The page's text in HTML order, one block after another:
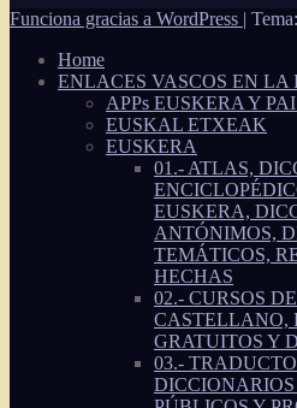
Funciona gracias a WordPress |
Home
ENLACES VASCOS EN LA
APPs EUSKERA Y
EUSKAL ETXEAK
EUSKERA
01.- ATLAS,
EUSKERA,
ANTÓNIMOS,
TEMÁTICOS,
HECHAS
02.- CURSOS
CASTELLANO,
GRATUITOS Y
03.-